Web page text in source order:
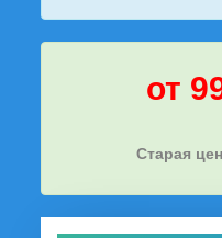
от
Старая